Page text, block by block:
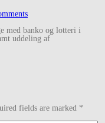
med banko og lotteri i
uddeling af
fields are marked *